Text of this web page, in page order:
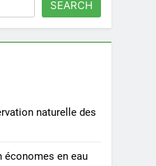
SEARCH
naturelle des
économes en eau